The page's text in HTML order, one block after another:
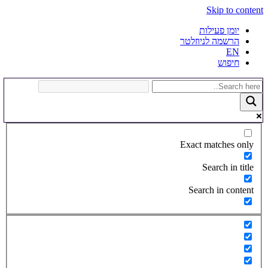
Skip to content
יומן פעילות
הרשמה לניוזלטר
EN
חיפוש
Exact matches only
Search in title
Search in content